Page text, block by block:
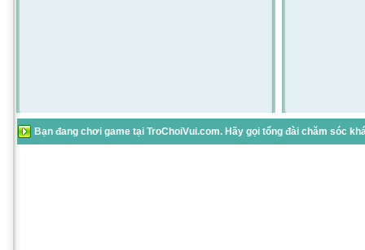
Bạn đang chơi game tại TroChoiVui.com. Hãy gọi tổng đài chăm sóc